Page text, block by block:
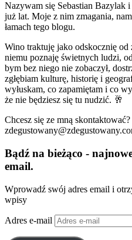
Nazywam się Sebastian Bazylak
już lat. Moje z nim zmagania,
łamach tego blogu.
Wino traktuję jako odskocznię
niemu poznaję świetnych ludzi,
bym bez niego nie zobaczył,
zgłębiam kulturę, historię i
wyłuskam, co zapamiętam i co
że nie będziesz się tu nudzić. 🥂
Chcesz się ze mną
Bądź na bieżąco -
email.
Wprowadź swój adres email i
wpisy
Adres e-mail